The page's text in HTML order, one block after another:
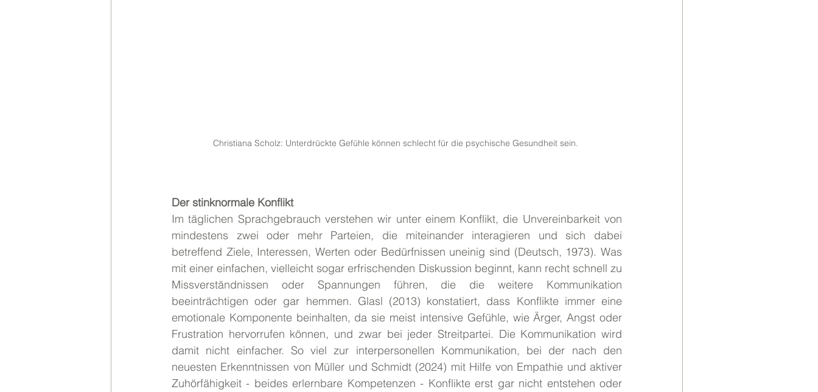
Christiana Scholz: Unterdrückte Gefühle können schlecht für die psychische Gesundheit sein.
Der stinknormale Konflikt
Im täglichen Sprachgebrauch verstehen wir unter einem Konflikt, die Unvereinbarkeit von
mindestens zwei oder mehr Parteien, die miteinander interagieren und sich dabei
betreffend Ziele, Interessen, Werten oder Bedürfnissen uneinig sind (Deutsch, 1973). Was
mit einer einfachen, vielleicht sogar erfrischenden Diskussion beginnt, kann recht schnell zu
Missverständnissen oder Spannungen führen, die die weitere Kommunikation
beeinträchtigen oder gar hemmen. Glasl (2013) konstatiert, dass Konflikte immer eine
emotionale Komponente beinhalten, da sie meist intensive Gefühle, wie Ärger, Angst oder
Frustration hervorrufen können, und zwar bei jeder Streitpartei. Die Kommunikation wird
damit nicht einfacher. So viel zur interpersonellen Kommunikation, bei der nach den
neuesten Erkenntnissen von Müller und Schmidt (2024) mit Hilfe von Empathie und aktiver
Zuhörfähigkeit - beides erlernbare Kompetenzen - Konflikte erst gar nicht entstehen oder